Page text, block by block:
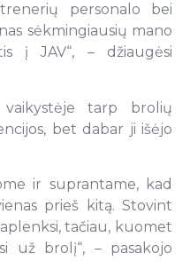
personalo bei
sėkmingiausių mano
į JAV“, – džiaugėsi
tarp brolių
bet dabar ji išėjo
ir suprantame, kad
prieš kitą. Stovint
tačiau, kuomet
už brolį“, – pasakojo